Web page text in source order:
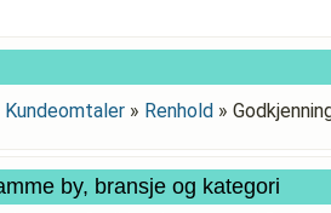
Kundeomtaler » Renhold »
by, bransje og kategori